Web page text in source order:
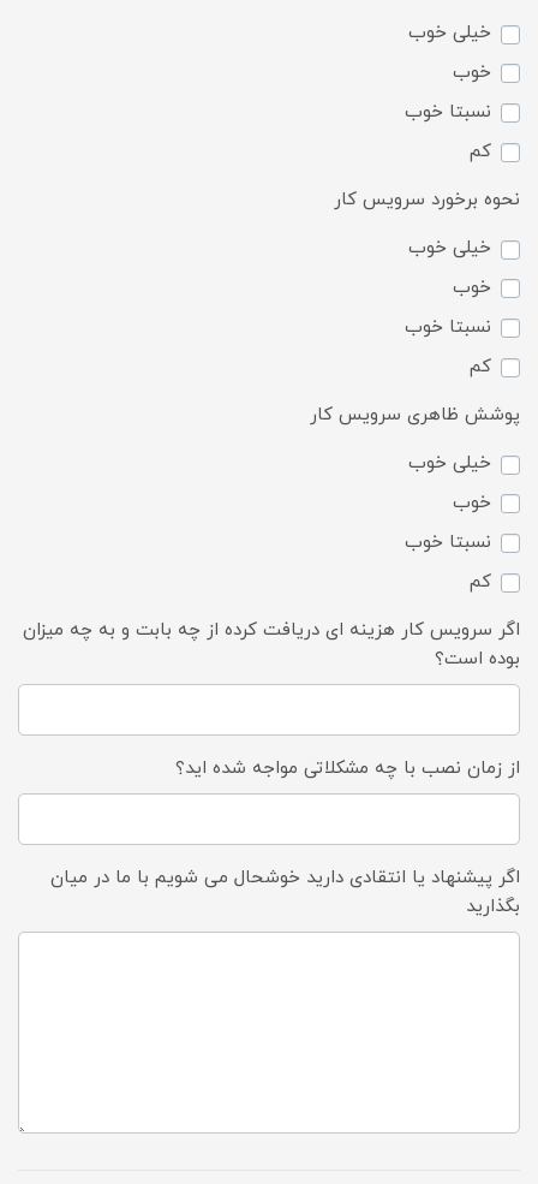
خیلی خوب
خوب
نسبتا خوب
کم
نحوه برخورد سرویس کار
خیلی خوب
خوب
نسبتا خوب
کم
پوشش ظاهری سرویس کار
خیلی خوب
خوب
نسبتا خوب
کم
اگر سرویس کار هزینه ای دریافت کرده از چه بابت و به چه میزان
بوده است؟
از زمان نصب با چه مشکلاتی مواجه شده اید؟
اگر پیشنهاد یا انتقادی دارید خوشحال می شویم با ما در میان
بگذارید